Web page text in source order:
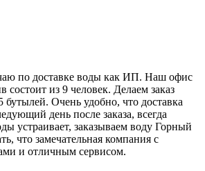
по доставке воды как ИП. Наш офис
состоит из 9 человек. Делаем заказ
Очень удобно, что доставка
день после заказа, всегда
устраивает, заказываем воду Горный
что замечательная компания с
и отличным сервисом.